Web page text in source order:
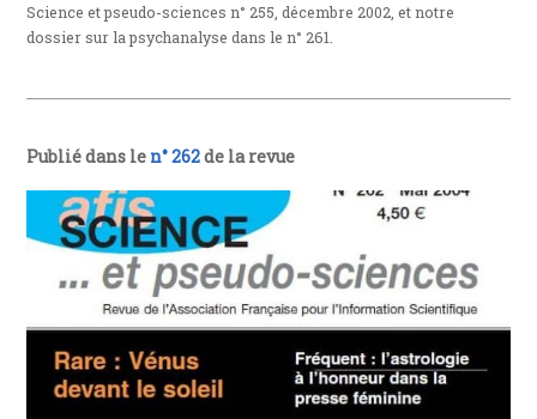
Science et pseudo-sciences n° 255, décembre 2002, et notre
dossier sur la psychanalyse dans le n° 261.
Publié dans le n° 262de la revue